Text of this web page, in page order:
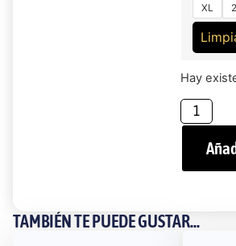
XL
Hay
TAMBIÉN TE PUEDE GUSTAR...